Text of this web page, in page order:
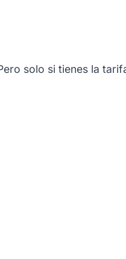
solo si tienes la